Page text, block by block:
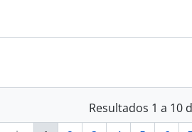
Resultados 1 a 10